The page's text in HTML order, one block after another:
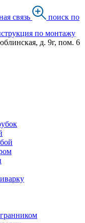
связь
поиск по
по монтажу
д. 9г, пом. 6